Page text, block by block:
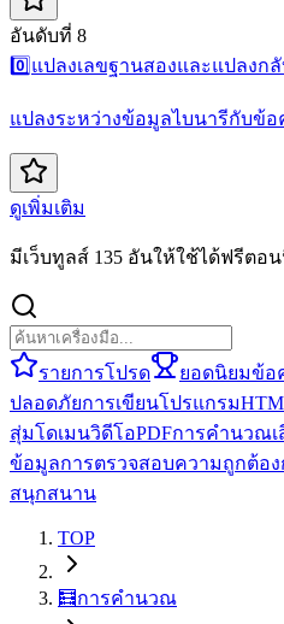
อันดับที่ 8
0️⃣ แปลงเลขฐานสองและแปลงก
แปลงระหว่างข้อมูลไบนารีกับข้
ดูเพิ่มเติม
มีเว็บทูลส์ 135 อันให้ใช้ได้ฟรีตอน
รายการโปรด ยอดนิยมข้อ
ปลอดภัยการเขียนโปรแกรม
สุ่มโดเมนวิดีโอPDFการคำนวณ
ข้อมูลการตรวจสอบความถูกต้อง
สนุกสนาน
TOP
🧮การคำนวณ